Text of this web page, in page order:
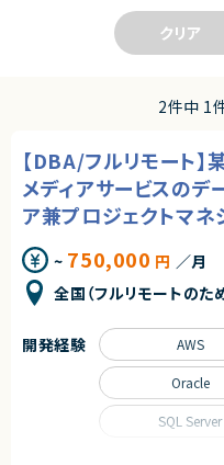
クリア
2件中 1
【DBA/フルリモート
メディアサービスのデ
ア兼プロジェクトマネ
~ 750,000 円 ／月
全国（フルリモートのた
開発経験 AWS
Oracle
SQL Server